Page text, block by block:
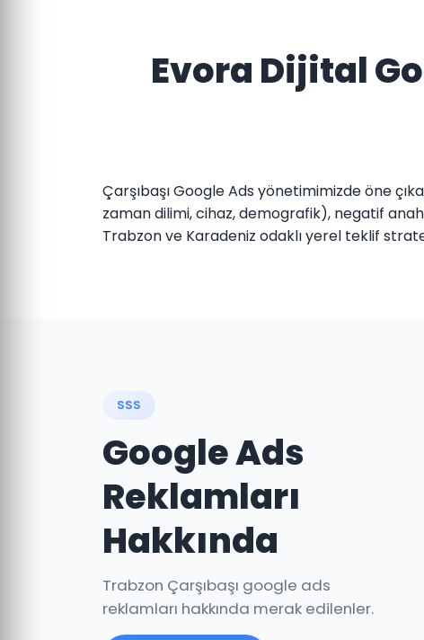
Evora Dijital
Çarşıbaşı Google Ads yönetimimizde öne
zaman dilimi, cihaz, demografik), negatif
Trabzon ve Karadeniz odaklı yerel teklif
SSS
Google Ads
Reklamları
Hakkında
Trabzon Çarşıbaşı google ads
reklamları hakkında merak edilenler.